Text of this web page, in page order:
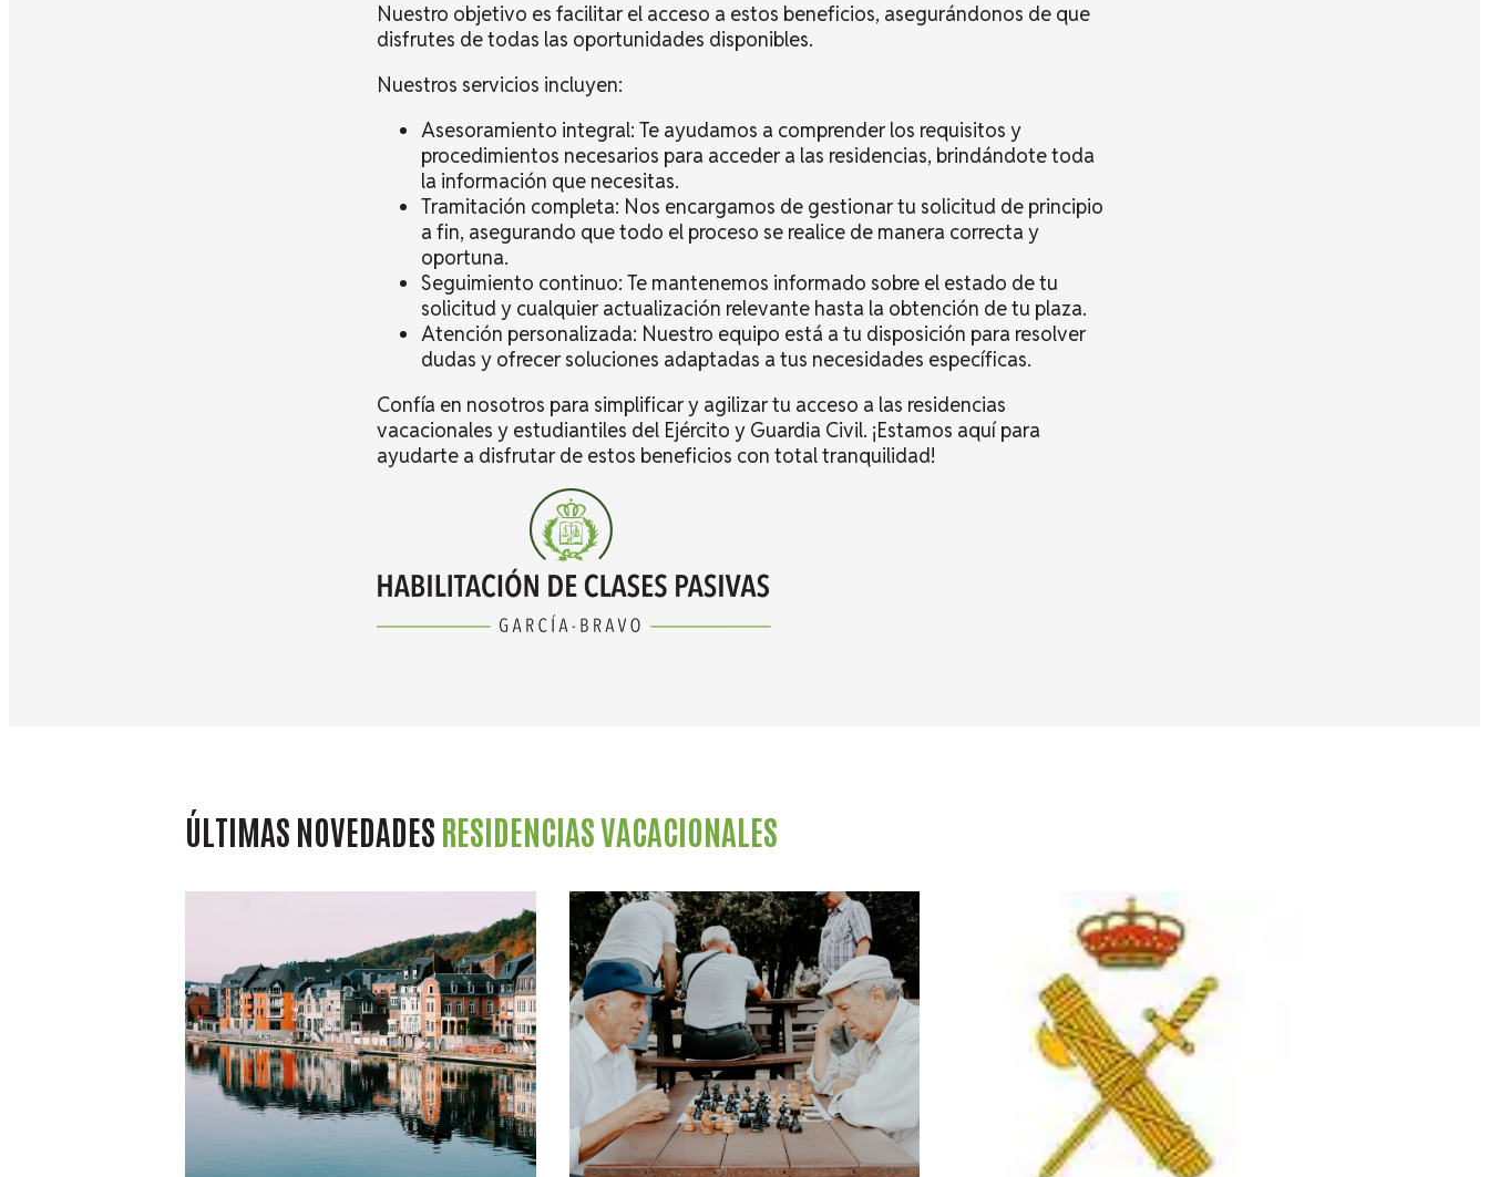
Nuestro objetivo es facilitar el acceso a estos beneficios, asegurándonos de que
disfrutes de todas las oportunidades disponibles.
Nuestros servicios incluyen:
Asesoramiento integral: Te ayudamos a comprender los requisitos y
procedimientos necesarios para acceder a las residencias, brindándote toda
la información que necesitas.
Tramitación completa: Nos encargamos de gestionar tu solicitud de principio
a fin, asegurando que todo el proceso se realice de manera correcta y
oportuna.
Seguimiento continuo: Te mantenemos informado sobre el estado de tu
solicitud y cualquier actualización relevante hasta la obtención de tu plaza.
Atención personalizada: Nuestro equipo está a tu disposición para resolver
dudas y ofrecer soluciones adaptadas a tus necesidades específicas.
Confía en nosotros para simplificar y agilizar tu acceso a las residencias
vacacionales y estudiantiles del Ejército y Guardia Civil. ¡Estamos aquí para
ayudarte a disfrutar de estos beneficios con total tranquilidad!
ÚLTIMAS NOVEDADES RESIDENCIAS VACACIONALES